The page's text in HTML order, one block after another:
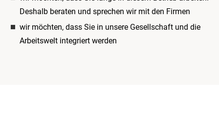
Deshalb beraten und sprechen wir mit den Firmen
wir möchten, dass Sie in unsere Gesellschaft und die
Arbeitswelt integriert werden